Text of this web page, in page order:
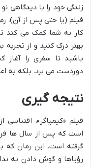
زندگی خود را با دیدگاهی
فیلم (یا حتی پس از آن)،
کار به شما کمک می کند
بهتر درک کنید و از تجربه
باشید تا سفری را آغاز
دوردست می برد، بلکه به
نتیجه گیری
فیلم «کیمیاگر»، اقتباسی
است که پس از سال ها
گرفته است. این رمان که
رؤیاها و گوش دادن به